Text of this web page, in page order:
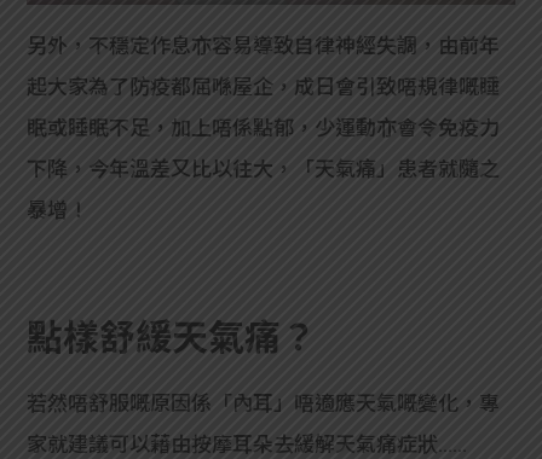
另外，不穩定作息亦容易導致自律神經失調，由前年
起大家為了防疫都屈喺屋企，成日會引致唔規律嘅睡
眠或睡眠不足，加上唔係點郁，少運動亦會令免疫力
下降，今年溫差又比以往大，「天氣痛」患者就隨之
暴增！
點樣舒緩天氣痛？
若然唔舒服嘅原因係「內耳」唔適應天氣嘅變化，專
家就建議可以藉由按摩耳朵去緩解天氣痛症狀……